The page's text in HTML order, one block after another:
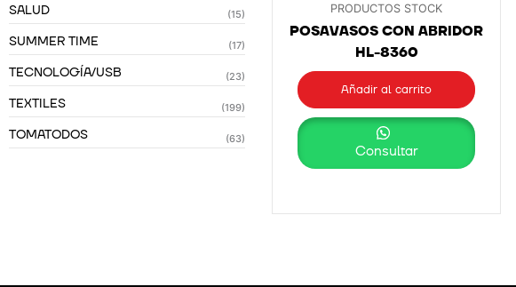
SALUD (15)
SUMMER TIME (17)
TECNOLOGÍA/USB (23)
TEXTILES (199)
TOMATODOS (63)
PRODUCTOS STOCK
POSAVASOS CON ABRIDOR
HL-8360
Añadir al carrito
Consultar